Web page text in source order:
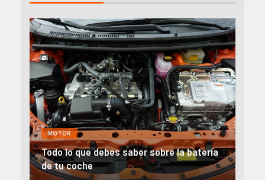
MOTOR
Todo lo que debes saber sobre la batería
de tu coche